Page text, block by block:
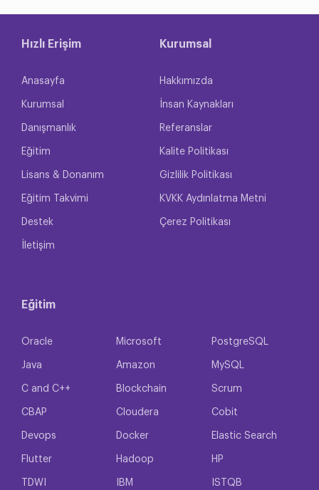
Hızlı Erişim
Anasayfa
Kurumsal
Danışmanlık
Eğitim
Lisans & Donanım
Eğitim Takvimi
Destek
İletişim
Kurumsal
Hakkımızda
İnsan Kaynakları
Referanslar
Kalite Politikası
Gizlilik Politikası
KVKK Aydınlatma Metni
Çerez Politikası
Eğitim
Oracle Microsoft PostgreSQL
Java Amazon MySQL
C and C++ Blockchain Scrum
CBAP Cloudera Cobit
Devops Docker Elastic Search
Flutter Hadoop HP
TDWI IBM ISTQB